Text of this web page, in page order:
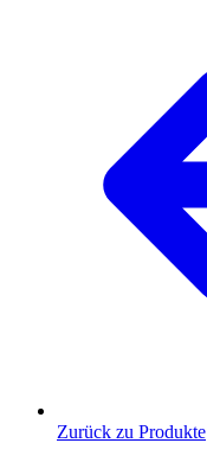
Zurück zu Produkte